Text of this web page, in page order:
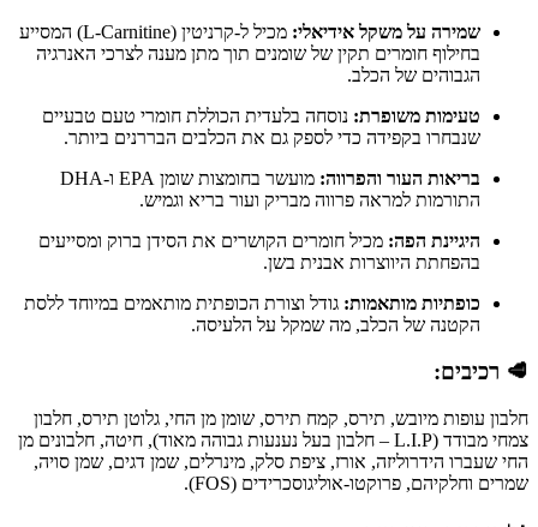
שמירה על משקל אידיאלי:
מכיל ל-קרניטין (L-Carnitine) המסייע
בחילוף חומרים תקין של שומנים תוך מתן מענה לצרכי האנרגיה
הגבוהים של הכלב.
טעימות משופרת: נוסחה בלעדית הכוללת חומרי טעם טבעיים
שנבחרו בקפידה כדי לספק גם את הכלבים הבררנים ביותר.
בריאות העור והפרווה:
מועשר בחומצות שומן EPA ו-DHA
התורמות למראה פרווה מבריק ועור בריא וגמיש.
היגיינת הפה: מכיל חומרים הקושרים את הסידן ברוק ומסייעים
בהפחתת היווצרות אבנית בשן.
כופתיות מותאמות: גודל וצורת הכופתית מותאמים במיוחד ללסת
הקטנה של הכלב, מה שמקל על הלעיסה.
🥩 רכיבים:
חלבון עופות מיובש, תירס, קמח תירס, שומן מן החי, גלוטן תירס, חלבון
צמחי מבודד (L.I.P – חלבון בעל נענעות גבוהה מאוד), חיטה, חלבונים מן
החי שעברו הידרוליזה, אורז, ציפת סלק, מינרלים, שמן דגים, שמן סויה,
שמרים וחלקיהם, פרוקטו-אוליגוסכרידים (FOS).